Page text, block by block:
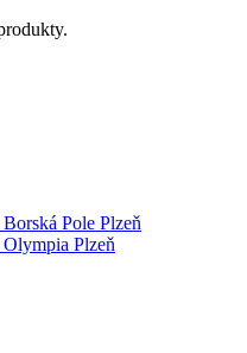
Pole Plzeň
Plzeň